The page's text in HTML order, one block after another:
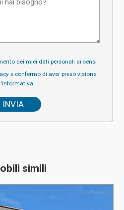
dei miei dati personali ai sensi
e confermo di aver preso visione
simili